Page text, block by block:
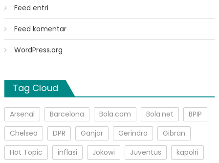
Feed entri
Feed komentar
WordPress.org
Tag Cloud
Arsenal Barcelona Bola.com Bola.net
BPIP
Chelsea
DPR Ganjar Gerindra
Gibran
Hot Topic
inflasi Jokowi Juventus
kapolri